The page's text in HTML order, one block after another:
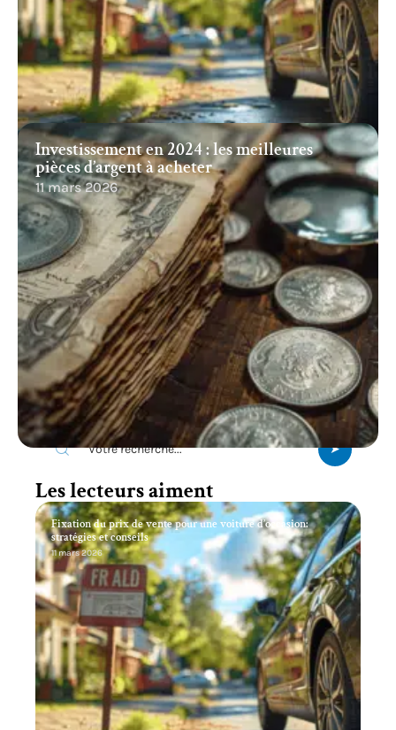
Investissement en 2024 : les meilleures
pièces d’argent à acheter
11 mars 2026
Recherche
Les lecteurs aiment
Fixation du prix de vente pour une voiture d’occasion:
stratégies et conseils
11 mars 2026